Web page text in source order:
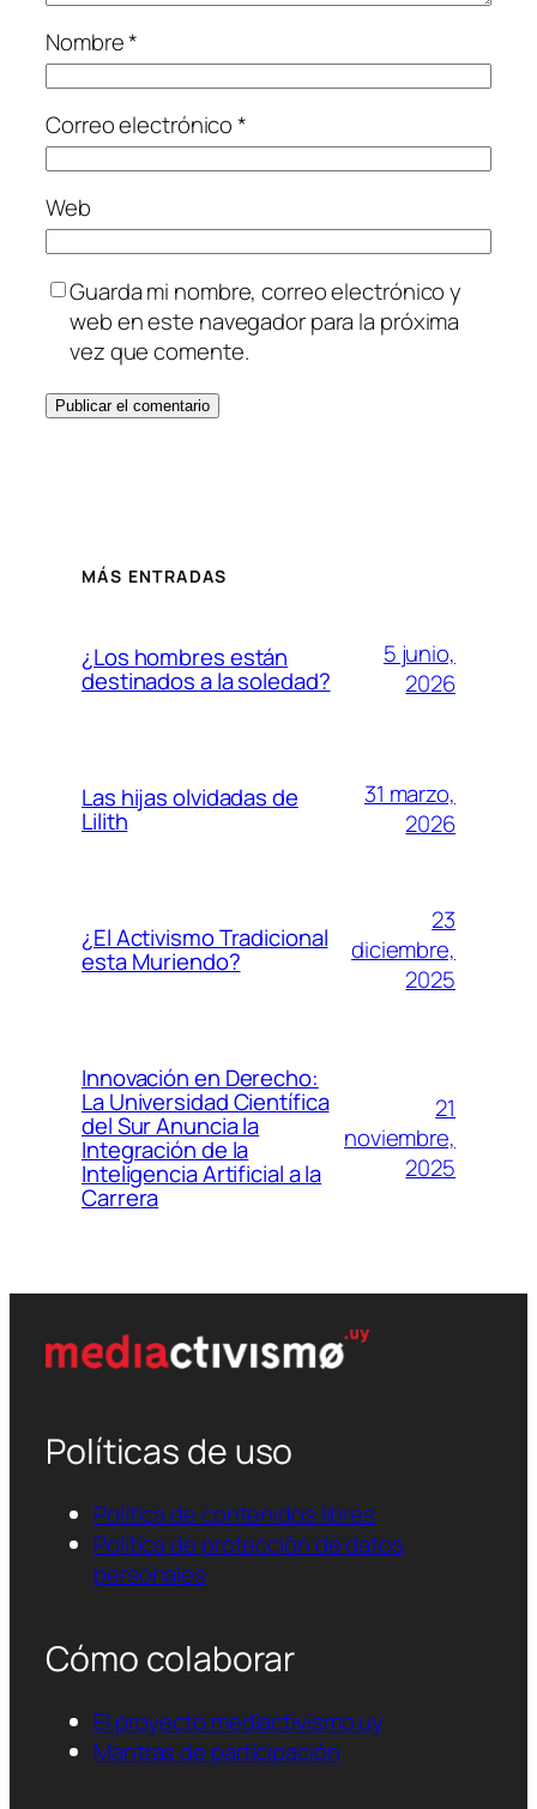
Nombre*
Correo electrónico*
Web
Guarda mi nombre, correo electrónico y
web en este navegador para la próxima
vez que comente.
MÁS ENTRADAS
¿Los hombres están
destinados a la soledad?
5 junio,
2026
Las hijas olvidadas de
Lilith
31 marzo,
2026
¿El Activismo Tradicional
esta Muriendo?
23
diciembre,
2025
Innovación en Derecho:
La Universidad Científica
del Sur Anuncia la
Integración de la
Inteligencia Artificial a la
Carrera
21
noviembre,
2025
Políticas de uso
Política de contenidos libres
Política de protección de datos
personales
Cómo colaborar
El proyecto mediactivismo.uy
Mantras de participación